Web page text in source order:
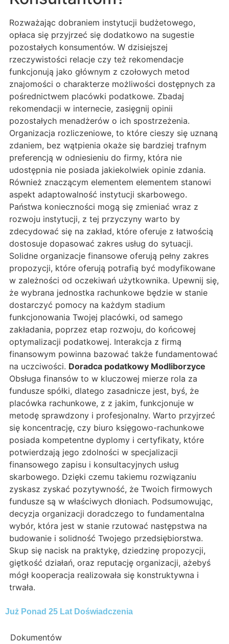
Rozważając dobraniem instytucji budżetowego,
opłaca się przyjrzeć się dodatkowo na sugestie
pozostałych konsumentów. W dzisiejszej
rzeczywistości relacje czy też rekomendacje
funkcjonują jako głównym z czołowych metod
znajomości o charakterze możliwości dostępnych za
pośrednictwem placówki podatkowe. Zbadaj
rekomendacji w internecie, zasięgnij opinii
pozostałych menadżerów o ich spostrzeżenia.
Organizacja rozliczeniowe, to które cieszy się uznaną
zdaniem, bez wątpienia okaże się bardziej trafnym
preferencją w odniesieniu do firmy, która nie
udostępnia nie posiada jakiekolwiek opinie zdania.
Również znaczącym elementem elementem stanowi
aspekt adaptowalność instytucji skarbowego.
Państwa konieczności mogą się zmieniać wraz z
rozwoju instytucji, z tej przyczyny warto by
zdecydować się na zakład, które oferuje z łatwością
dostosuje dopasować zakres usług do sytuacji.
Solidne organizacje finansowe oferują pełny zakres
propozycji, które oferują potrafią być modyfikowane
w zależności od oczekiwań użytkownika. Upewnij się,
że wybrana jednostka rachunkowe będzie w stanie
dostarczyć pomocy na każdym stadium
funkcjonowania Twojej placówki, od samego
zakładania, poprzez etap rozwoju, do końcowej
optymalizacji podatkowej. Interakcja z firmą
finansowym powinna bazować także fundamentować
na uczciwości. Doradca podatkowy Modliborzyce
Obsługa finansów to w kluczowej mierze rola za
fundusze spółki, dlatego zasadnicze jest, byś, że
placówka rachunkowe, z z jakim, funkcjonuje w
metodę sprawdzony i profesjonalny. Warto przyjrzeć
się koncentrację, czy biuro księgowo-rachunkowe
posiada kompetentne dyplomy i certyfikaty, które
potwierdzają jego zdolności w specjalizacji
finansowego zapisu i konsultacyjnych usług
skarbowego. Dzięki czemu takiemu rozwiązaniu
zyskasz zyskać pozytywność, że Twoich firmowych
fundusze są w właściwych dłoniach. Podsumowując,
decyzja organizacji doradczego to fundamentalna
wybór, która jest w stanie rzutować następstwa na
budowanie i solidność Twojego przedsiębiorstwa.
Skup się nacisk na praktykę, dziedzinę propozycji,
giętkość działań, oraz reputację organizacji, ażebyś
mógł kooperacja realizowała się konstruktywna i
trwała.
Już Ponad 25 Lat Doświadczenia
Dokumentów